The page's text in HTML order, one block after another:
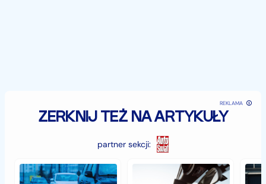
ZERKNIJ TEŻ NA ARTYKUŁY
REKLAMA
partner sekcji:
Jak
zabezpieczyć
Samochód